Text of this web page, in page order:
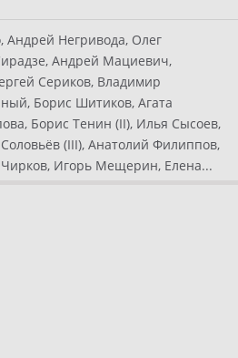
Андрей Негривода, Олег
Андрей Мациевич,
Сериков, Владимир
Борис Шитиков, Агата
Борис Тенин (II), Илья Сысоев,
(III), Анатолий Филиппов,
Игорь Мещерин, Елена...